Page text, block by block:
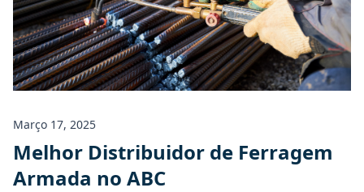
Março 17, 2025
Melhor Distribuidor de Ferragem
Armada no ABC